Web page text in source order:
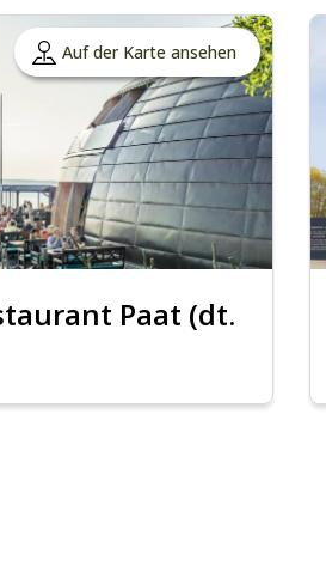
Auf der Karte ansehen
Paat (dt.